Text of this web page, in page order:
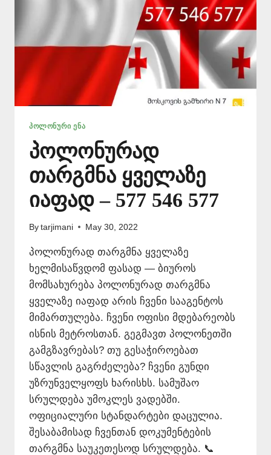
ᲞᲝᲚᲝᲜᲣᲠᲘ ᲔᲜᲐ
პოლონურად
თარგმნა ყველაზე
იაფად – 577 546 577
By tarjimani May 30, 2022
პოლონურად თარგმნა ყველაზე
ხელმისაწვდომ ფასად — ბიუროს
მომსახურება პოლონურად თარგმნა
ყველაზე იაფად არის ჩვენი სააგენტოს
მიმართულება. ჩვენი ოფისი მდებარეობს
ისნის მეტროსთან. გეგმავთ პოლონეთში
გამგზავრებას? თუ გესაჭიროებათ
სწავლის გაგრძელება? ჩვენი გუნდი
უზრუნველყოფს ხარისხს. სამუშაო
სრულდება უმოკლეს ვადებში.
ოფიციალური სტანდარტები დაცულია.
შესაბამისად ჩვენთან დოკუმენტების
თარგმნა საუკეთესოდ სრულდება. 📞